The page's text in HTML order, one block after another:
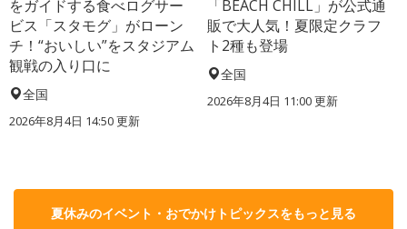
をガイドする食べログサー
ビス「スタモグ」がローン
チ！“おいしい”をスタジアム
観戦の入り口に
全国
2026年8月4日 14:50更新
「BEACH CHILL」が公式通
販で大人気！夏限定クラフ
ト2種も登場
全国
2026年8月4日 11:00更新
夏休みのイベント・おでかけトピックスをもっと見る